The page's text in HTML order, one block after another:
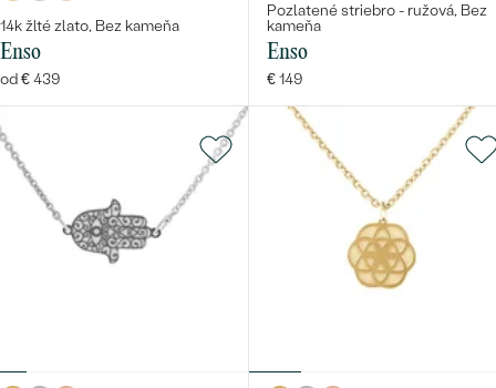
14k žlté zlato, Bez kameňa
Enso
od € 439
Pozlatené striebro - ružová, Bez
kameňa
Enso
€ 149